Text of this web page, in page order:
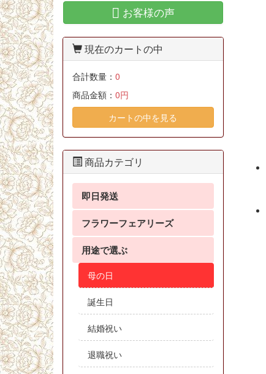
お客様の声
現在のカートの中
合計数量： 0
商品金額： 0円
カートの中を見る
商品カテゴリ
即日発送
フラワーフェアリーズ
用途で選ぶ
母の日
誕生日
結婚祝い
退職祝い